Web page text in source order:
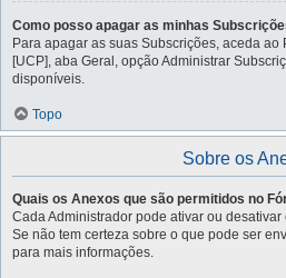
Como posso apagar as minhas
Para apagar as suas Subscrições, aceda
[UCP], aba Geral, opção Administrar
disponíveis.
Topo
Sobre os
Quais os Anexos que são permitidos no
Cada Administrador pode ativar ou
Se não tem certeza sobre o que pode ser
para mais informações.